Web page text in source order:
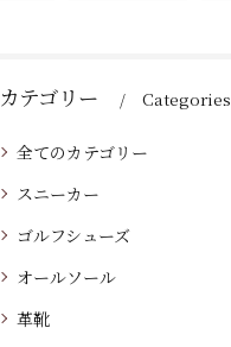
カテゴリー Categories
全てのカテゴリー
スニーカー
ゴルフシューズ
オールソール
革靴